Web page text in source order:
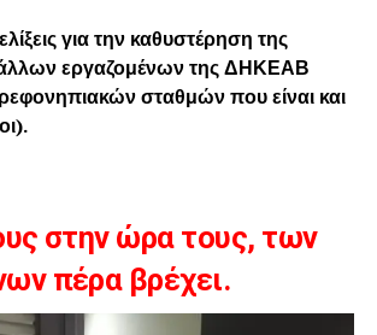
για την καθυστέρηση της
εργαζομένων της ΔΗΚΕΑΒ
σταθμών που είναι και
στην ώρα τους, των
πέρα βρέχει.